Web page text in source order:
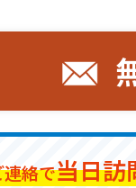
絡で当日訪